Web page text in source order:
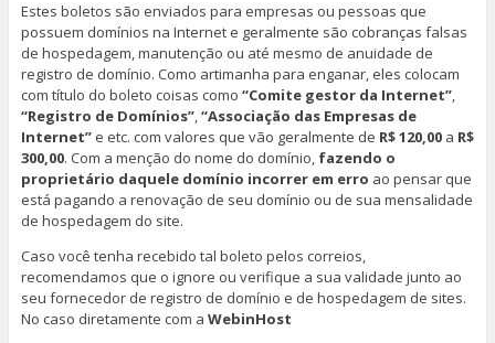
Estes boletos são enviados para empresas ou pessoas que
possuem domínios na Internet e geralmente são cobranças falsas
de hospedagem, manutenção ou até mesmo de anuidade de
registro de domínio. Como artimanha para enganar, eles colocam
com título do boleto coisas como “Comite gestor da Internet”,
“Registro de Domínios”,“Associação das Empresas de
Internet”e etc. com valores que vão geralmente de R$ 120,00a R$
300,00. Com a menção do nome do domínio, fazendo o
proprietário daquele domínio incorrer em erro ao pensar que
está pagando a renovação de seu domínio ou de sua mensalidade
de hospedagem do site.
Caso você tenha recebido tal boleto pelos correios,
recomendamos que o ignore ou verifique a sua validade junto ao
seu fornecedor de registro de domínio e de hospedagem de sites.
No caso diretamente com a WebinHost